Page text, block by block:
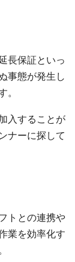
長保証といっ
事態が発生し
。
入することが
ナーに探して
トとの連携や
業を効率化す